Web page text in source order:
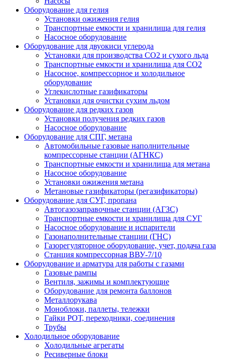
Оборудование для гелия
Установки ожижения гелия
Транспортные емкости и хранилища для гелия
Насосное оборудование
Оборудование для двуокиси углерода
Установки для производства СО2 и сухого льда
Транспортные емкости и хранилища для CO2
Насосное, компрессорное и холодильное
оборудование
Углекислотные газификаторы
Установки для очистки сухим льдом
Оборудование для редких газов
Установки получения редких газов
Насосное оборудование
Оборудование для СПГ, метана
Автомобильные газовые наполнительные
компрессорные станции (АГНКС)
Транспортные емкости и хранилища для метана
Насосное оборудование
Установки ожижения метана
Метановые газификаторы (регазификаторы)
Оборудование для СУГ, пропана
Автогазозаправочные станции (АГЗС)
Транспортные емкости и хранилища для СУГ
Насосное оборудование и испарители
Газонаполнительные станции (ГНС)
Газорегуляторное оборудование, учет, подача газа
Станция компрессорная ВВУ-7/10
Оборудование и арматура для работы с газами
Газовые рампы
Вентиля, зажимы и комплектующие
Оборудование для ремонта баллонов
Металлорукава
Моноблоки, паллеты, тележки
Гайки РОТ, переходники, соединения
Трубы
Холодильное оборудование
Холодильные агрегаты
Ресиверные блоки